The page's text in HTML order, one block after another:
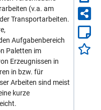
(v.a. am
Transportarbeiten.
Aufgabenbereich
Paletten im
Erzeugnissen in
in bzw. für
Arbeiten sind meist
kurze